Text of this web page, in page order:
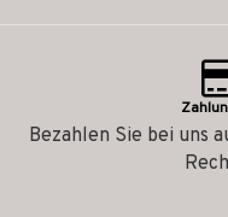
Bezahlen Sie bei uns